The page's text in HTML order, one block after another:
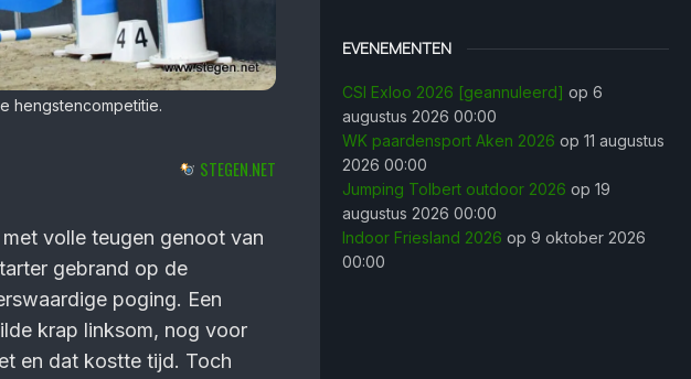
hengstencompetitie.
STEGEN.NET
volle teugen genoot van
gebrand op de
poging. Een
krap linksom, nog voor
en dat kostte tijd. Toch
EVENEMENTEN
CSI Exloo 2026 [geannuleerd] op 6
augustus 2026 00:00
WK paardensport Aken 2026 op 11 augustus
2026 00:00
Jumping Tolbert outdoor 2026 op 19
augustus 2026 00:00
Indoor Friesland 2026 op 9 oktober 2026
00:00